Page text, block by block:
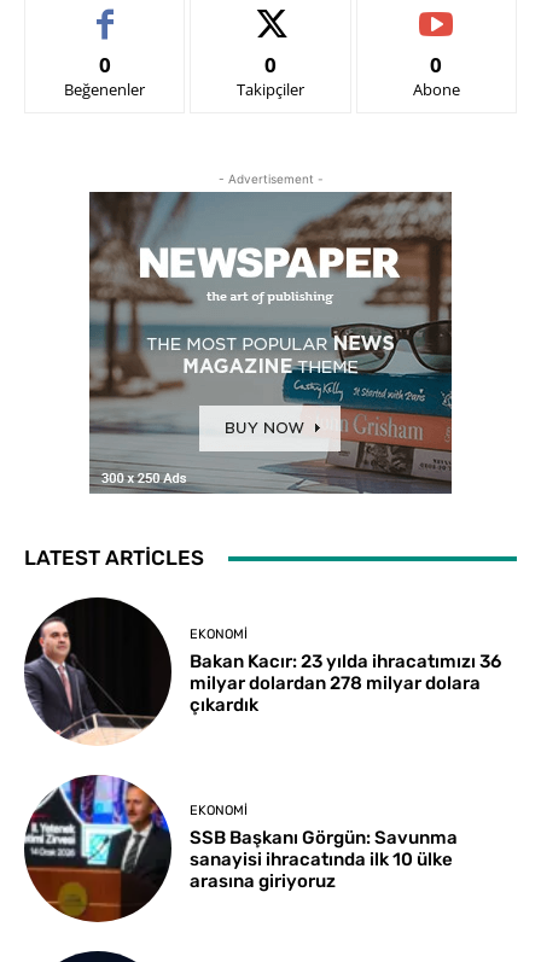
0
Beğenenler
0
Takipçiler
0
Abone
- Advertisement -
LATEST ARTICLES
EKONOMI
Bakan Kacır: 23 yılda ihracatımızı 36
milyar dolardan 278 milyar dolara
çıkardık
EKONOMI
SSB Başkanı Görgün: Savunma
sanayisi ihracatında ilk 10 ülke
arasına giriyoruz